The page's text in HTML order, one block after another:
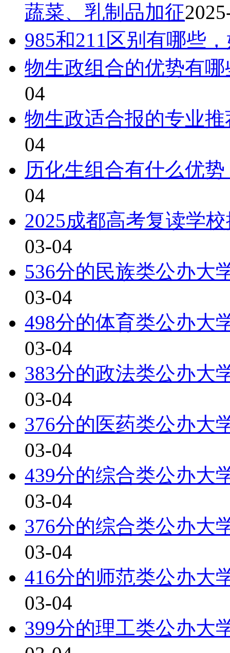
蔬菜、乳制品加征
985和211区别有哪些
物生政组合的优势有
04
物生政适合报的专业
04
历化生组合有什么优
04
2025成都高考复读学
03-04
536分的民族类公办大
03-04
498分的体育类公办大
03-04
383分的政法类公办大
03-04
376分的医药类公办大
03-04
439分的综合类公办大
03-04
376分的综合类公办大
03-04
416分的师范类公办大
03-04
399分的理工类公办大